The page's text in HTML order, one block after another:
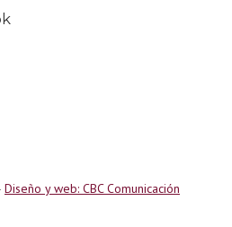
Diseño y web: CBC Comunicación